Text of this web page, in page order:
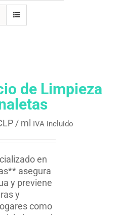
de Limpieza
/ ml IVA incluido
en
asegura
y previene
y
como